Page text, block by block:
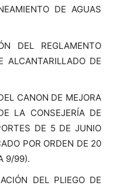
DE AGUAS
DEL REGLAMENTO
ALCANTARILLADO DE
CANON DE MEJORA
LA CONSEJERÍA DE
DE 5 DE JUNIO
POR ORDEN DE 20
9/99).
DEL PLIEGO DE